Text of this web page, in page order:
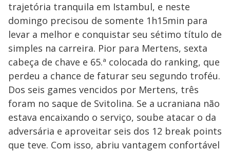
trajetória tranquila em Istambul, e neste
domingo precisou de somente 1h15min para
levar a melhor e conquistar seu sétimo título de
simples na carreira. Pior para Mertens, sexta
cabeça de chave e 65.ª colocada do ranking, que
perdeu a chance de faturar seu segundo troféu.
Dos seis games vencidos por Mertens, três
foram no saque de Svitolina. Se a ucraniana não
estava encaixando o serviço, soube atacar o da
adversária e aproveitar seis dos 12 break points
que teve. Com isso, abriu vantagem confortável